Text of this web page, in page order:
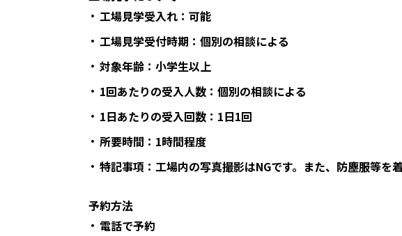
工場見学受入れ：可能
工場見学受付時期：個別の相談による
対象年齢：小学生以上
1回あたりの受入人数：個別の相談による
1日あたりの受入回数：1日1回
所要時間：1時間程度
特記事項：工場内の写真撮影はNGです。また、防塵服等を
予約方法
電話で予約